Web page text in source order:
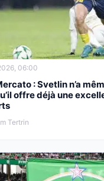
06:00
: Svetlin n’a
offre déjà une
Tertrin